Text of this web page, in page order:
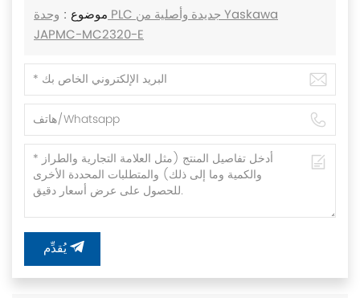
موضوع : وحدة PLC جديدة وأصلية من Yaskawa
JAPMC-MC2320-E
يُقدِّم